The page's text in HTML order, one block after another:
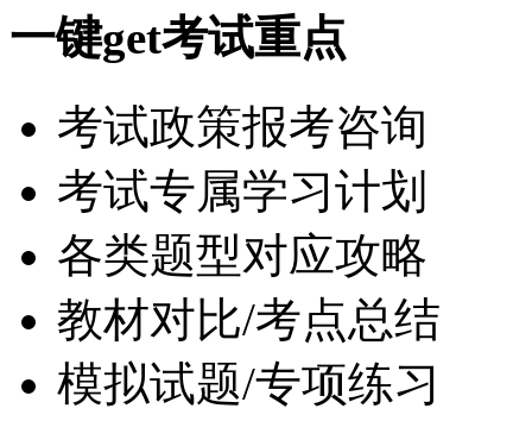
一键get考试重点
考试政策报考咨询
考试专属学习计划
各类题型对应攻略
教材对比/考点总结
模拟试题/专项练习